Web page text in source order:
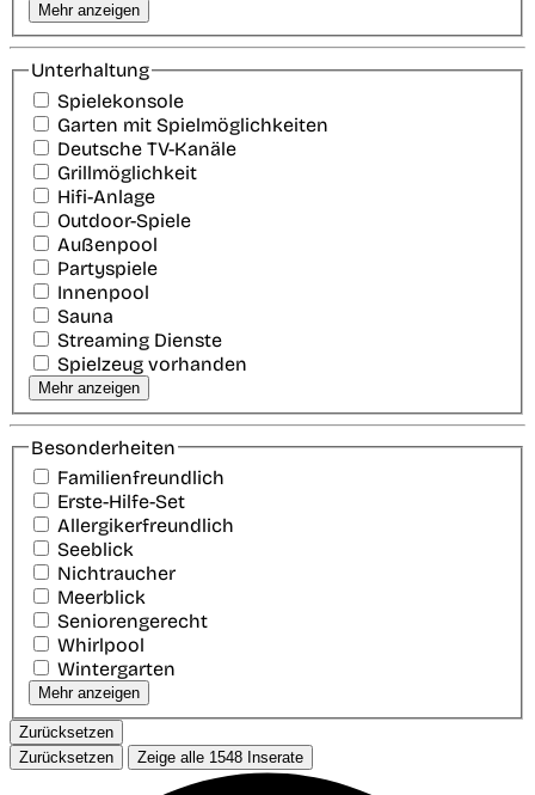
Mehr anzeigen
Unterhaltung
Spielekonsole
Garten mit Spielmöglichkeiten
Deutsche TV-Kanäle
Grillmöglichkeit
Hifi-Anlage
Outdoor-Spiele
Außenpool
Partyspiele
Innenpool
Sauna
Streaming Dienste
Spielzeug vorhanden
Mehr anzeigen
Besonderheiten
Familienfreundlich
Erste-Hilfe-Set
Allergikerfreundlich
Seeblick
Nichtraucher
Meerblick
Seniorengerecht
Whirlpool
Wintergarten
Mehr anzeigen
Zurücksetzen
Zurücksetzen
Zeige alle 1548 Inserate